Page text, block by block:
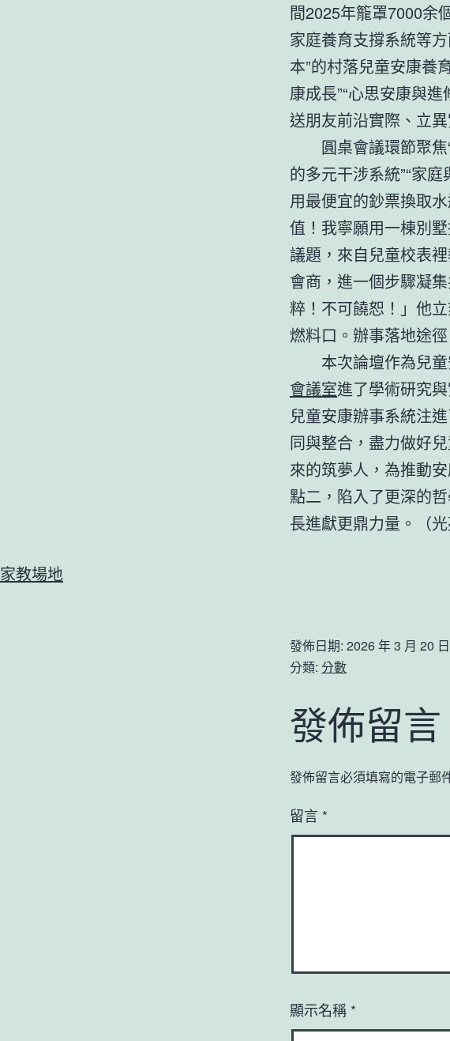
間2025年籠罩7000余
家庭養育支撐系統等
本”的村落兒童安康養
康成長”“心思安康與
送朋友前沿實際、立
圓桌會議環節聚
的多元干涉系統”“家
用最便宜的鈔票換取
值！我寧願用一棟別
議題，來自兒童校表
會商，進一個步驟凝
粹！不可饒恕！」他
燃料口。辦事落地途徑
本次論壇作為兒
會議室進了學術研究
兒童安康辦事系統注
同與整合，盡力做好
來的筑夢人，為推動
點二，陷入了更深的
長進獻更鼎力量。（光
家教場地
發佈日期: 2026 年 3 月 20 日
分類: 分數
發佈留言
發佈留言必須填寫的電子郵
留言 *
顯示名稱 *